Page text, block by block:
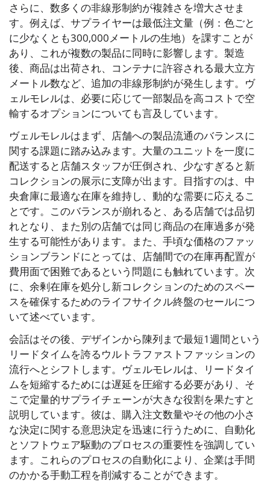
さらに、数多くの非線形制約が複雑さを増大させま
す。例えば、サプライヤーは最低注文量（例：色ごと
に少なくとも300,000メートルの生地）を課すことが
あり、これが複数の製品に同時に影響します。製造
後、商品は出荷され、コンテナに許容される最大立方
メートル数など、追加の非線形制約が発生します。ヴ
ェルモレルは、必要に応じて一部製品を高コストで空
輸するオプションについても言及しています。
ヴェルモレルはまず、店舗への製品流通のバランスに
関する課題に踏み込みます。大量のユニットを一度に
配送すると店舗スタッフが圧倒され、少なすぎると新
コレクションの展示に支障が出ます。目指すのは、中
央倉庫に最適な在庫を維持し、動的な需要に応えるこ
とです。このバランスが崩れると、ある店舗では品切
れとなり、また別の店舗では同じ商品の在庫過多が発
生する可能性があります。また、手頃な価格のファッ
ションブランドにとっては、店舗間での在庫再配置が
費用面で困難であるという問題にも触れています。次
に、余剰在庫を処分し新コレクションのためのスペー
スを確保するためのライフサイクル終盤のセールにつ
いて述べています。
会話はその後、デザインから陳列まで最短1週間という
リードタイムを誇るウルトラファストファッションの
流行へとシフトします。ヴェルモレルは、リードタイ
ムを短縮するためには遅延を圧縮する必要があり、そ
こで定量的サプライチェーンが大きな役割を果たすと
説明しています。彼は、購入注文数量やその他の小さ
な決定に関する意思決定を迅速に行うために、自動化
とソフトウェア駆動のプロセスの重要性を強調してい
ます。これらのプロセスの自動化により、企業は手間
のかかる手動工程を削減することができます。